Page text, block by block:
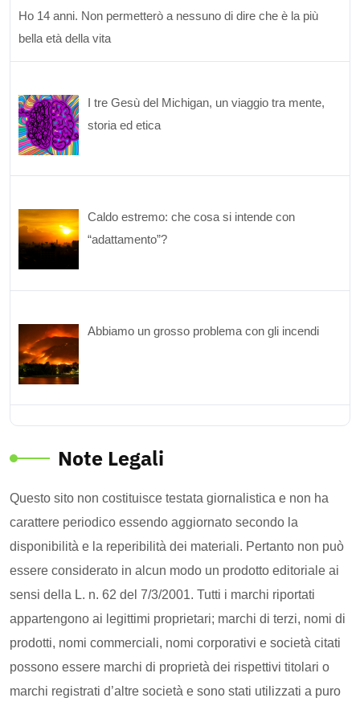
Ho 14 anni. Non permetterò a nessuno di dire che è la più
bella età della vita
I tre Gesù del Michigan, un viaggio tra mente,
storia ed etica
Caldo estremo: che cosa si intende con
“adattamento”?
Abbiamo un grosso problema con gli incendi
Note Legali
Questo sito non costituisce testata giornalistica e non ha
carattere periodico essendo aggiornato secondo la
disponibilità e la reperibilità dei materiali. Pertanto non può
essere considerato in alcun modo un prodotto editoriale ai
sensi della L. n. 62 del 7/3/2001. Tutti i marchi riportati
appartengono ai legittimi proprietari; marchi di terzi, nomi di
prodotti, nomi commerciali, nomi corporativi e società citati
possono essere marchi di proprietà dei rispettivi titolari o
marchi registrati d’altre società e sono stati utilizzati a puro